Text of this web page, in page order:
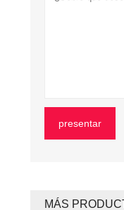
presentar
MÁS